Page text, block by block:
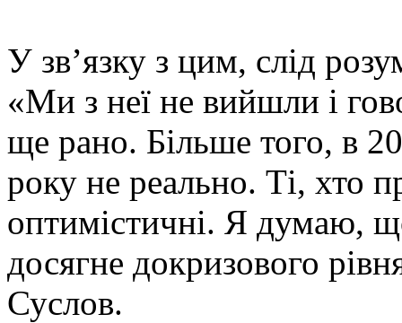
У зв’язку з цим, слід
«Ми з неї не вийшли і
ще рано. Більше того, в
року не реально. Ті, хто
оптимістичні. Я думаю,
досягне докризового
Суслов.